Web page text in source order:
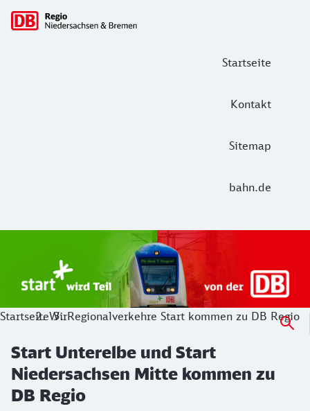
Startseite
Kontakt
Sitemap
bahn.de
Hauptnavigation
Start Unterelbe und Start
Ab August 2026 ist Start Teil der DB Regio. Ziel ist ein
StartseiteWirRegionalverkehre Start kommen zu DB Regio
Start Unterelbe und Start
Niedersachsen Mitte kommen zu
DB Regio